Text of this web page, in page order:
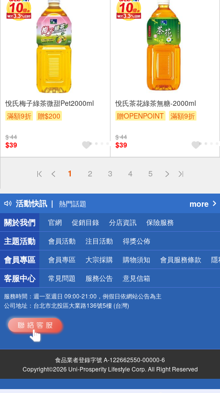
悅氏梅子綠茶微甜Pet2000ml
滿額9折
贈$200
$ 44
$39
悅氏茶花綠茶無糖-2000ml
贈OPENPOINT
滿額9折
$ 44
$39
1 2 3 4 5
活動快訊
偏遠地區配送
得獎公告
熱門話題
銀行優惠
偏遠地區配送
詐騙網頁！請小心！
more
關於我們
官網 促銷目錄 分店資訊 保險服務
主題活動 會員活動 注目活動 得獎公佈
會員專區 會員專區 大宗採購 購物須知 會員服務條款 隱
客服中心 常見問題 服務公告 意見信箱
服務時間： 週一至週日 09:00-21:00，例假日依網站公告為主
公司地址： 台北市北投區大業路136號5樓 (台灣)
食品業者登錄字號 A-122662550-00000-6
Copyright©2026 Uni-Prosperity Lifestyle Corp. All Right Reserved